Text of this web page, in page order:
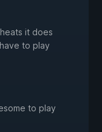
it does
to play
to play